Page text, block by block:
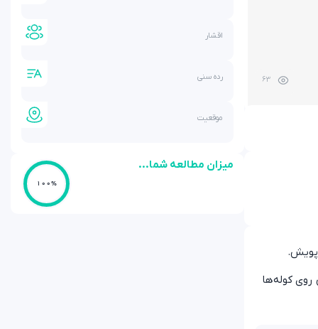
اقشار
رده سنی
موقعیت
میزان مطالعه شما...
100%
63
پویش.
روی کوله‌ها